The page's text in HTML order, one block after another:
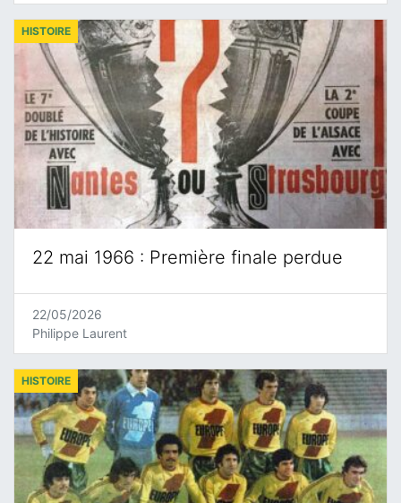
22 mai 1966 : Première finale perdue
HISTOIRE
22/05/2026
Philippe Laurent
HISTOIRE